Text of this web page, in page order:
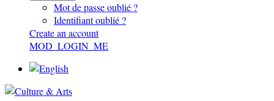
Mot de passe oublié ?
Identifiant oublié ?
Create an account
MOD_LOGIN_ME